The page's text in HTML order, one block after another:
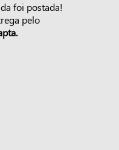
foi postada!
pelo